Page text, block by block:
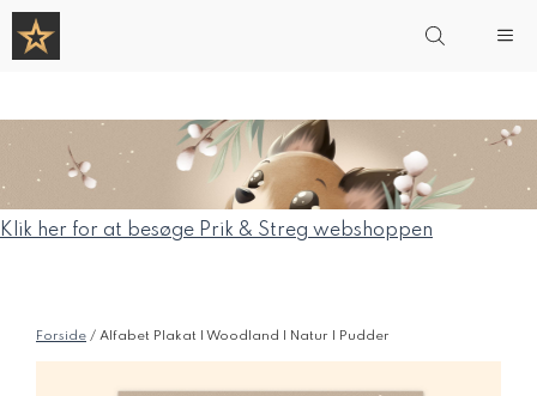
Hop
indhold
Klik her for at besøge Prik & Streg webshoppen
Forside / Alfabet Plakat | Woodland | Natur | Pudder